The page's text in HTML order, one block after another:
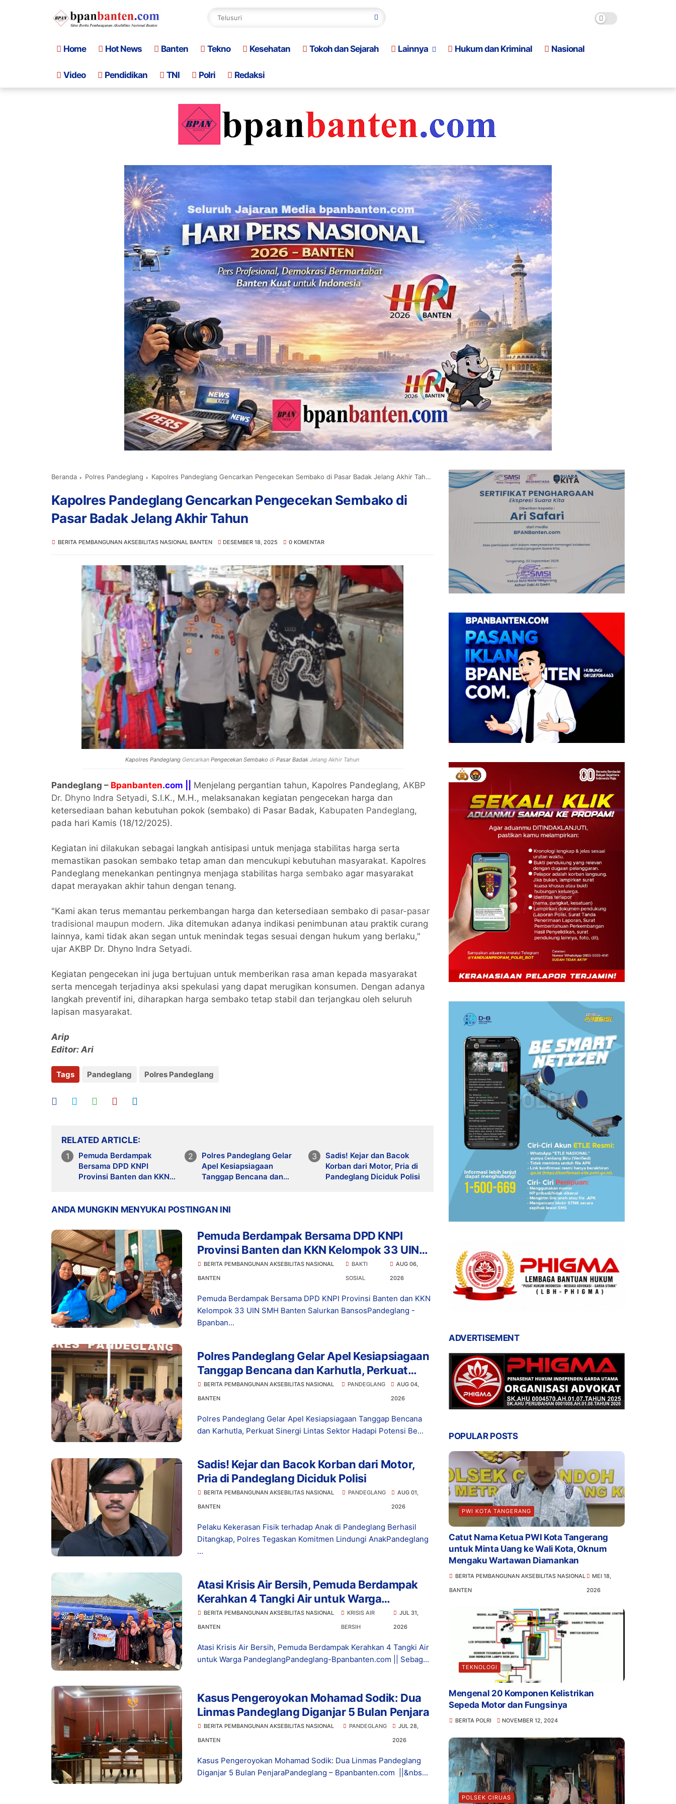
Home Hot News Banten Tekno Kesehatan Tokoh dan Sejarah Lainnya Hukum dan Kriminal Nasional
Video Pendidikan TNI Polri Redaksi
Beranda Polres Pandeglang Kapolres Pandeglang Gencarkan Pengecekan Sembako di Pasar Badak Jelang Akhir Tahun
Kapolres Pandeglang Gencarkan Pengecekan Sembako di
Pasar Badak Jelang Akhir Tahun
BERITA PEMBANGUNAN AKSEBILITAS NASIONAL BANTEN DESEMBER 18, 2025 0 KOMENTAR
Kapolres Pandeglang GencarkanPengecekan Sembako diPasar Badak Jelang Akhir Tahun
Pandeglang – Bpanbanten.com || Menjelang pergantian tahun, Kapolres Pandeglang, AKBP
Dr. Dhyno Indra Setyadi, S.I.K., M.H., melaksanakan kegiatan pengecekan harga dan
ketersediaan bahan kebutuhan pokok (sembako) di Pasar Badak, Kabupaten Pandeglang,
pada hari Kamis (18/12/2025).
Kegiatan ini dilakukan sebagai langkah antisipasi untuk menjaga stabilitas harga serta
memastikan pasokan sembako tetap aman dan mencukupi kebutuhan masyarakat. Kapolres
Pandeglang menekankan pentingnya menjaga stabilitas harga sembako agar masyarakat
dapat merayakan akhir tahun dengan tenang.
"Kami akan terus memantau perkembangan harga dan ketersediaan sembako di pasar-pasar
tradisional maupun modern. Jika ditemukan adanya indikasi penimbunan atau praktik curang
lainnya, kami tidak akan segan untuk menindak tegas sesuai dengan hukum yang berlaku,"
ujar AKBP Dr. Dhyno Indra Setyadi.
Kegiatan pengecekan ini juga bertujuan untuk memberikan rasa aman kepada masyarakat
serta mencegah terjadinya aksi spekulasi yang dapat merugikan konsumen. Dengan adanya
langkah preventif ini, diharapkan harga sembako tetap stabil dan terjangkau oleh seluruh
lapisan masyarakat.
Arip
Editor: Ari
Tags Pandeglang Polres Pandeglang
RELATED ARTICLE
Pemuda Berdampak
Bersama DPD KNPI
Provinsi Banten dan KKN
Polres Pandeglang Gelar
Apel Kesiapsiagaan
Tanggap Bencana dan
Potensi Bencana
Sadis! Kejar dan Bacok
Korban dari Motor, Pria di
Pandeglang Diciduk Polisi
ANDA MUNGKIN MENYUKAI POSTINGAN INI
Pemuda Berdampak Bersama DPD KNPI
Provinsi Banten dan KKN Kelompok 33 UIN
SMH Banten Salurkan Bansos
BERITA PEMBANGUNAN AKSEBILITAS NASIONAL
BANTEN
BAKTI
SOSIAL
AUG 06,
2026
Pemuda Berdampak Bersama DPD KNPI Provinsi Banten dan KKN
Kelompok 33 UIN SMH Banten Salurkan BansosPandeglang -
Bpanban...
Polres Pandeglang Gelar Apel Kesiapsiagaan
Tanggap Bencana dan Karhutla, Perkuat
Sinergi Lintas Sektor Hadapi Potensi
Bencana
BERITA PEMBANGUNAN AKSEBILITAS NASIONAL
BANTEN
PANDEGLANG
AUG 04,
2026
Polres Pandeglang Gelar Apel Kesiapsiagaan Tanggap Bencana
dan Karhutla, Perkuat Sinergi Lintas Sektor Hadapi Potensi Be...
Sadis! Kejar dan Bacok Korban dari Motor,
Pria di Pandeglang Diciduk Polisi
BERITA PEMBANGUNAN AKSEBILITAS NASIONAL
BANTEN
PANDEGLANG
AUG 01,
2026
Pelaku Kekerasan Fisik terhadap Anak di Pandeglang Berhasil
Ditangkap, Polres Tegaskan Komitmen Lindungi AnakPandeglang
...
Atasi Krisis Air Bersih, Pemuda Berdampak
Kerahkan 4 Tangki Air untuk Warga
Pandeglang
BERITA PEMBANGUNAN AKSEBILITAS NASIONAL
BANTEN
KRISIS AIR
BERSIH
JUL 31,
2026
Atasi Krisis Air Bersih, Pemuda Berdampak Kerahkan 4 Tangki Air
untuk Warga PandeglangPandeglang-Bpanbanten.com || Sebag...
Kasus Pengeroyokan Mohamad Sodik: Dua
Linmas Pandeglang Diganjar 5 Bulan Penjara
BERITA PEMBANGUNAN AKSEBILITAS NASIONAL
BANTEN
PANDEGLANG
JUL 28,
2026
Kasus Pengeroyokan Mohamad Sodik: Dua Linmas Pandeglang
Diganjar 5 Bulan PenjaraPandeglang – Bpanbanten.com ||&nbs...
ADVERTISEMENT
POPULAR POSTS
PWI KOTA TANGERANG
Catut Nama Ketua PWI Kota Tangerang
untuk Minta Uang ke Wali Kota, Oknum
Mengaku Wartawan Diamankan
BERITA PEMBANGUNAN AKSEBILITAS NASIONAL
BANTEN
MEI 18,
2026
TEKNOLOGI
Mengenal 20 Komponen Kelistrikan
Sepeda Motor dan Fungsinya
BERITA POLRI NOVEMBER 12, 2024
POLSEK CIRUAS